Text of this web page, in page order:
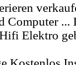
Computer ...
Elektro